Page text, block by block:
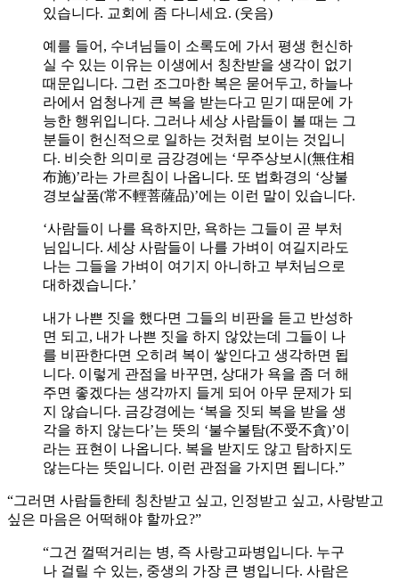
있습니다. 교회에 좀 다니세요. (웃음)
예를 들어, 수녀님들이 소록도에 가서 평생 헌신하
실 수 있는 이유는 이생에서 칭찬받을 생각이 없기
때문입니다. 그런 조그마한 복은 묻어두고, 하늘나
라에서 엄청나게 큰 복을 받는다고 믿기 때문에 가
능한 행위입니다. 그러나 세상 사람들이 볼 때는 그
분들이 헌신적으로 일하는 것처럼 보이는 것입니
다. 비슷한 의미로 금강경에는 ‘무주상보시(無住相
布施)’라는 가르침이 나옵니다. 또 법화경의 ‘상불
경보살품(常不輕菩薩品)’에는 이런 말이 있습니다.
‘사람들이 나를 욕하지만, 욕하는 그들이 곧 부처
님입니다. 세상 사람들이 나를 가벼이 여길지라도
나는 그들을 가벼이 여기지 아니하고 부처님으로
대하겠습니다.’
내가 나쁜 짓을 했다면 그들의 비판을 듣고 반성하
면 되고, 내가 나쁜 짓을 하지 않았는데 그들이 나
를 비판한다면 오히려 복이 쌓인다고 생각하면 됩
니다. 이렇게 관점을 바꾸면, 상대가 욕을 좀 더 해
주면 좋겠다는 생각까지 들게 되어 아무 문제가 되
지 않습니다. 금강경에는 ‘복을 짓되 복을 받을 생
각을 하지 않는다’는 뜻의 ‘불수불탐(不受不貪)’이
라는 표현이 나옵니다. 복을 받지도 않고 탐하지도
않는다는 뜻입니다. 이런 관점을 가지면 됩니다.”
“그러면 사람들한테 칭찬받고 싶고, 인정받고 싶고, 사랑받고
싶은 마음은 어떡해야 할까요?”
“그건 껄떡거리는 병, 즉 사랑고파병입니다. 누구
나 걸릴 수 있는, 중생의 가장 큰 병입니다. 사람은